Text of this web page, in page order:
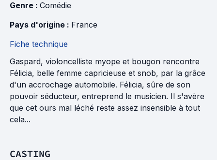
Genre : Comédie
Pays d'origine : France
Fiche technique
Gaspard, violoncelliste myope et bougon rencontre
Félicia, belle femme capricieuse et snob, par la grâce
d'un accrochage automobile. Félicia, sûre de son
pouvoir séducteur, entreprend le musicien. Il s'avère
que cet ours mal léché reste assez insensible à tout
cela...
CASTING